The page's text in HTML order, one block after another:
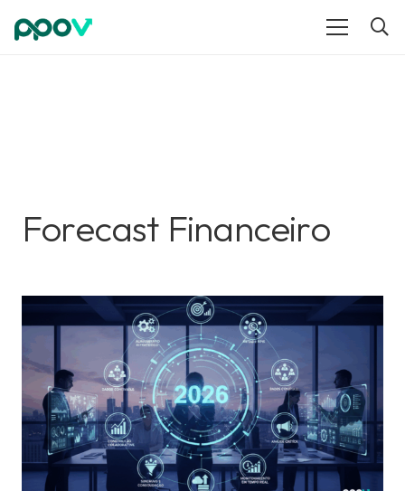
Forecast Financeiro